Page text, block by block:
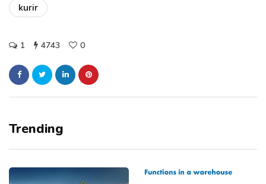
kurir
1 4743 0
Trending